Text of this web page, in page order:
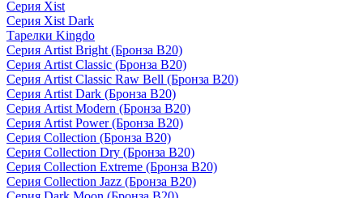
Серия Xist
Серия Xist Dark
Тарелки Kingdo
Серия Artist Bright (Бронза B20)
Серия Artist Classic (Бронза B20)
Серия Artist Classic Raw Bell (Бронза B20)
Серия Artist Dark (Бронза B20)
Серия Artist Modern (Бронза B20)
Серия Artist Power (Бронза B20)
Серия Collection (Бронза B20)
Серия Collection Dry (Бронза B20)
Серия Collection Extreme (Бронза B20)
Серия Collection Jazz (Бронза B20)